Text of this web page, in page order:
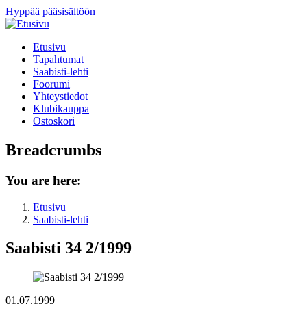
Hyppää pääsisältöön
Etusivu
Tapahtumat
Saabisti-lehti
Foorumi
Yhteystiedot
Klubikauppa
Ostoskori
Breadcrumbs
You are here:
Etusivu
Saabisti-lehti
Saabisti 34 2/1999
01.07.1999